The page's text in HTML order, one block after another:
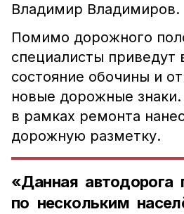
Владимир Владимиров.
Помимо дорожного
специалисты приведут
состояние обочины и
новые дорожные
в рамках ремонта
дорожную разметку.
«Данная автодорога
по нескольким